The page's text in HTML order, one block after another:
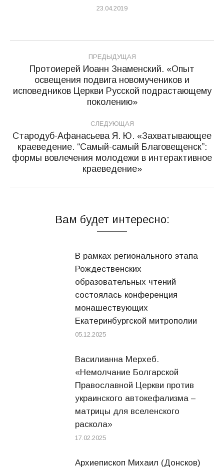
23.04.2019
Навигация
записям
ПРЕДЫДУЩАЯ
Предыдущая
запись:
Протоиерей Иоанн Знаменский. «Опыт
освещения подвига новомучеников и
исповедников Церкви Русской подрастающему
поколению»
СЛЕДУЮЩАЯ
Следующая
запись:
Стародуб-Афанасьева Я. Ю. «Захватывающее
краеведение. “Самый-самый Благовещенск”:
формы вовлечения молодежи в интерактивное
краеведение»
Вам будет интересно:
В рамках регионального этапа
Рождественских
образовательных чтений
состоялась конференция
монашествующих
Екатеринбургской митрополии
05.12.2025
Василианна Мерхеб.
«Немолчание Болгарской
Православной Церкви против
украинского автокефализма –
матрицы для вселенского
раскола»
17.02.2025
Архиепископ Михаил (Донсков)